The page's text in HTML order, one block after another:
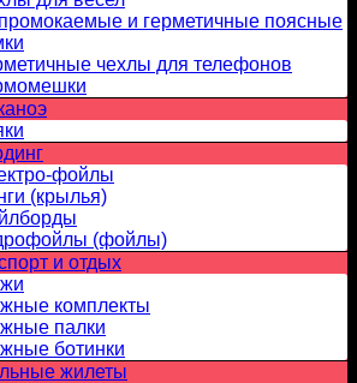
и герметичные поясные
чехлы для телефонов
фойлы
(крылья)
(фойлы)
и отдых
комплекты
палки
ботинки
жилеты